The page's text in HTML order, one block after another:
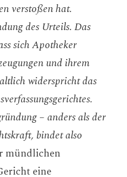
verstoßen hat.
des Urteils. Das
sich Apotheker
und ihrem
widerspricht das
– anders als der
bindet also
mündlichen
eine